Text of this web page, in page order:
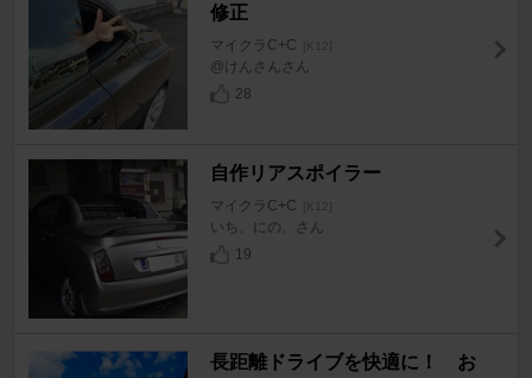
修正
マイクラC+C [K12]
@けんさんさん
28
自作リアスポイラー
マイクラC+C [K12]
いち、にの、さん
19
長距離ドライブを快適に！ お